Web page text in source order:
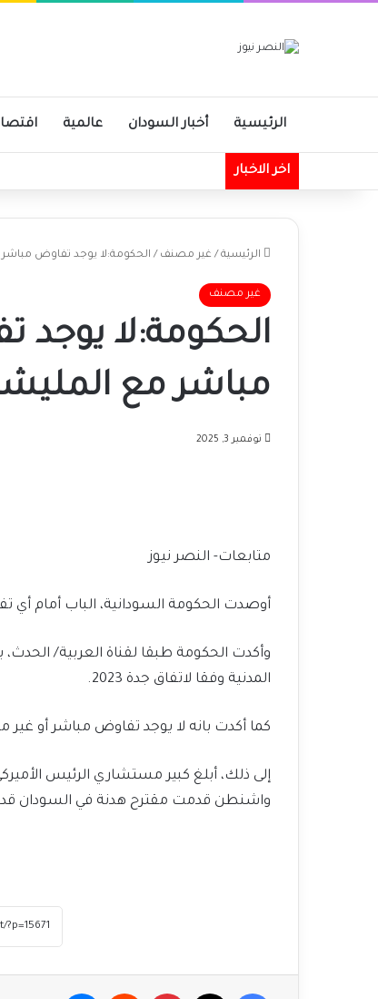
الرئيسية أخبار السودان عالمية
اخر الاخبار
الرئيسية / غير مصنف / الحكومة:لا يوجد تفاوض مباشر
غير مصنف
الحكومة:لا يوجد
مباشر مع
نوفمبر 3, 2025
متابعات- النصر نيوز
أوصدت الحكومة السودانية، الباب أمام
وأكدت الحكومة طبقا لقناة العربية/
المدنية وفقا لاتفاق جدة 2023.
كما أكدت بانه لا يوجد تفاوض مباشر أو غير
إلى ذلك، أبلغ كبير مستشاري الرئيس
واشنطن قدمت مقترح هدنة في السودان قد تمتد إلى 3
فيسبوك بينتيريست